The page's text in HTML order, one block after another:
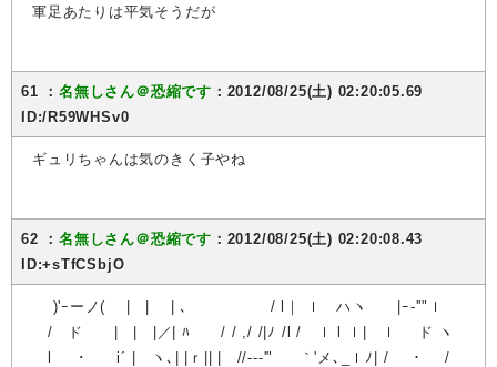
軍足あたりは平気そうだが
61 ：名無しさん＠恐縮です ：2012/08/25(土) 02:20:05.69
ID:/R59WHSv0
ギュリちゃんは気のきく子やね
62 ：名無しさん＠恐縮です ：2012/08/25(土) 02:20:08.43
ID:+sTfCSbjO
)'ｰーノ( | | | ､ / l｜ ｌ ハヽ |ｰ‐''"ｌ
/ ド | | |／| ﾊ / / ,/ /|ﾉ /l / ｌ l ｌ| ｌ ド ヽ
l ･ i´ | ヽ､| |ｒ|| | //--‐'" ｀'メ､_ｌﾉ| / ・ /